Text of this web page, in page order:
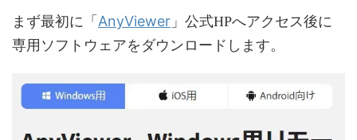
まず最初に「 AnyViewer 」公式HPへアクセス後に
専用ソフトウェアをダウンロードします。